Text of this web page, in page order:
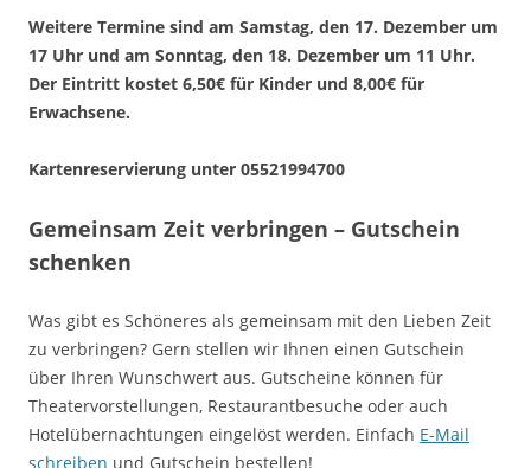
Weitere Termine sind am Samstag, den 17. Dezember um
17 Uhr und am Sonntag, den 18. Dezember um 11 Uhr.
Der Eintritt kostet 6,50€ für Kinder und 8,00€ für
Erwachsene.
Kartenreservierung unter 05521994700
Gemeinsam Zeit verbringen – Gutschein
schenken
Was gibt es Schöneres als gemeinsam mit den Lieben Zeit
zu verbringen? Gern stellen wir Ihnen einen Gutschein
über Ihren Wunschwert aus. Gutscheine können für
Theatervorstellungen, Restaurantbesuche oder auch
Hotelübernachtungen eingelöst werden. Einfach E-Mail
schreiben und Gutschein bestellen!